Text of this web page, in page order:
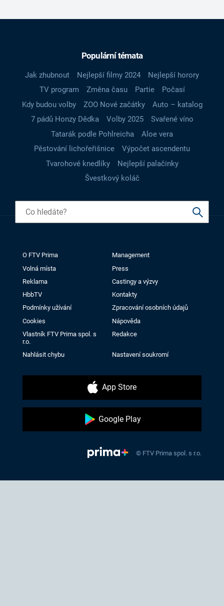
Populární témata
Jak zhubnout Nejlepší filmy 2024
Nejlepší horory
TV program
Změna času Partie
Počasí
Kdy budou volby
ZOO Nové začátky
Auto – katalog
7 pádů Honzy Dědka
Volby 2025
Svařené víno
Tatarák podle Pohlreicha
Aloe vera
Pěstování lichořeřišnice
Výpočet ascendentu
Tvarohové knedlíky
Nejlepší palačinky
Švestkový koláč
O FTV Prima
Management
Volná místa
Press
Reklama
Castingy a výzvy
HbbTV
Kontakty
Podmínky užívání
Zpracování osobních údajů
Cookies
Nápověda
Vlastník FTV Prima spol. s
r.o.
Redakce
Nahlásit chybu Nastavení soukromí
App Store
Google Play
© FTV Prima spol. s r.o.